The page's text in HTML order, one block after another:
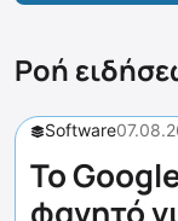
Ροή
Software
Το